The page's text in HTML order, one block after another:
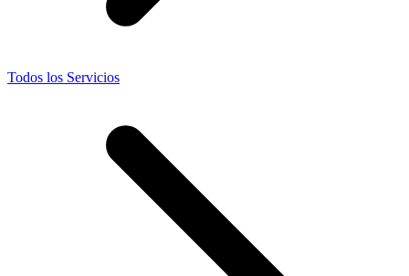
Todos los Servicios